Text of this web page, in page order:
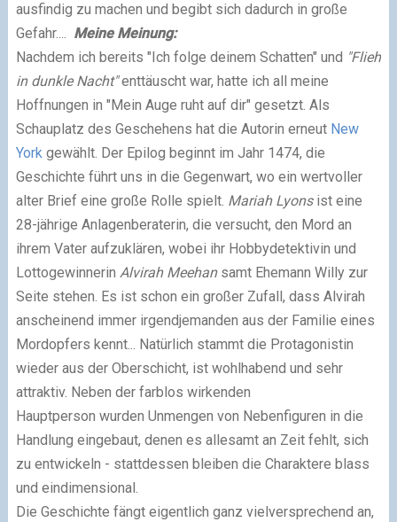
ausfindig zu machen und begibt sich dadurch in große
Gefahr.... Meine Meinung:
Nachdem ich bereits "Ich folge deinem Schatten" und "Flieh
in dunkle Nacht"enttäuscht war, hatte ich all meine
Hoffnungen in "Mein Auge ruht auf dir" gesetzt. Als
Schauplatz des Geschehens hat die Autorin erneut New
Yorkgewählt. Der Epilog beginnt im Jahr 1474, die
Geschichte führt uns in die Gegenwart, wo ein wertvoller
alter Brief eine große Rolle spielt. Mariah Lyonsist eine
28-jährige Anlagenberaterin, die versucht, den Mord an
ihrem Vater aufzuklären, wobei ihrHobbydetektivin und
Lottogewinnerin Alvirah Meehansamt Ehemann Willy zur
Seite stehen. Es ist schon ein großer Zufall, dass Alvirah
anscheinend immer irgendjemanden aus der Familie eines
Mordopfers kennt... Natürlich stammt die Protagonistin
wieder aus der Oberschicht, ist wohlhabend und sehr
attraktiv. Neben der farblos wirkenden
Hauptperson wurden Unmengen von Nebenfiguren in die
Handlung eingebaut, denen es allesamt an Zeit fehlt, sich
zu entwickeln - stattdessen bleiben die Charaktere blass
und eindimensional.
Die Geschichte fängt eigentlich ganz vielversprechend an,